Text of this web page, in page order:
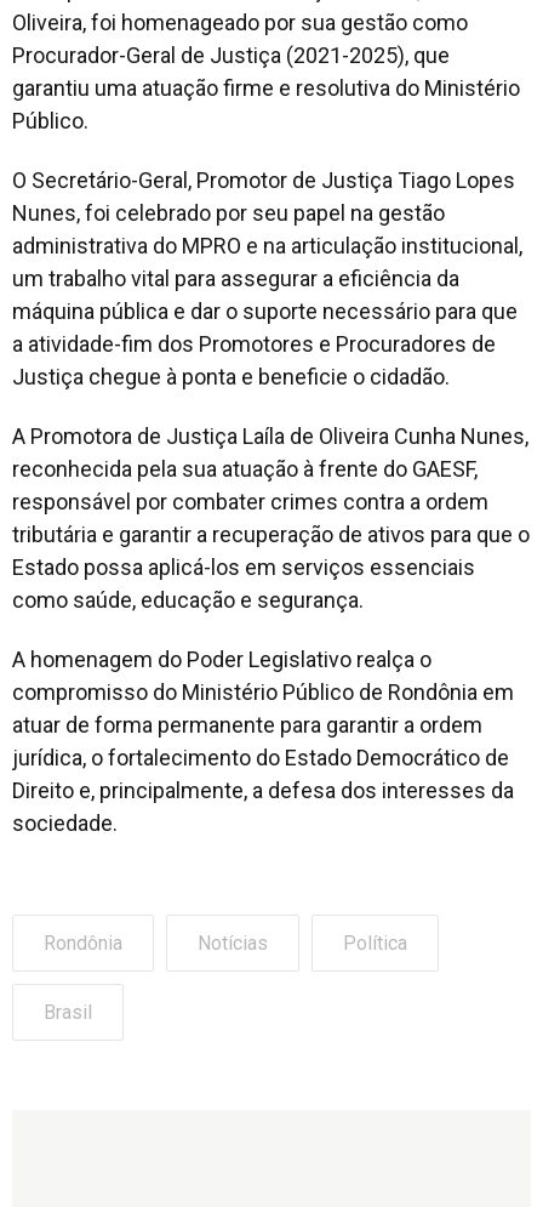
Oliveira, foi homenageado por sua gestão como
Procurador-Geral de Justiça (2021-2025), que
garantiu uma atuação firme e resolutiva do Ministério
Público.
O Secretário-Geral, Promotor de Justiça Tiago Lopes
Nunes, foi celebrado por seu papel na gestão
administrativa do MPRO e na articulação institucional,
um trabalho vital para assegurar a eficiência da
máquina pública e dar o suporte necessário para que
a atividade-fim dos Promotores e Procuradores de
Justiça chegue à ponta e beneficie o cidadão.
A Promotora de Justiça Laíla de Oliveira Cunha Nunes,
reconhecida pela sua atuação à frente do GAESF,
responsável por combater crimes contra a ordem
tributária e garantir a recuperação de ativos para que o
Estado possa aplicá-los em serviços essenciais
como saúde, educação e segurança.
A homenagem do Poder Legislativo realça o
compromisso do Ministério Público de Rondônia em
atuar de forma permanente para garantir a ordem
jurídica, o fortalecimento do Estado Democrático de
Direito e, principalmente, a defesa dos interesses da
sociedade.
Rondônia Notícias Política
Brasil